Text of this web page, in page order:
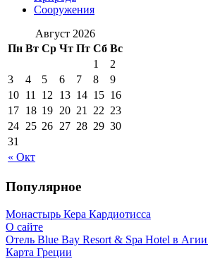
Сооружения
Август 2026
Пн Вт Ср Чт Пт Сб Вс
« Окт
1
2
3
4 5 6 7 8
9
10 11 12 13 14 15 16
17 18 19 20 21 22 23
24 25 26 27 28 29 30
31
Популярное
Монастырь Кера Кардиотисса
О сайте
Отель Blue Bay Resort & Spa Hotel в
Карта Греции